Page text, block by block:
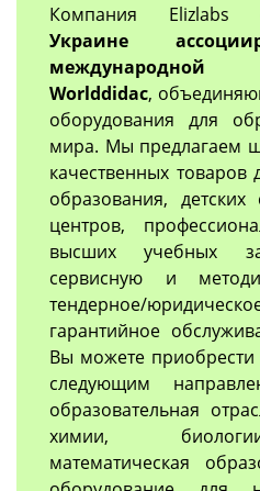
Компания Elizlabs
Украине
Worlddidac,
оборудования для
мира. Мы предлагаем
качественных товаров
образования,
центров,
высших учебных
сервисную и
тендерное/
гарантийное
Вы можете
следующим
образовательная
химии,
математическая